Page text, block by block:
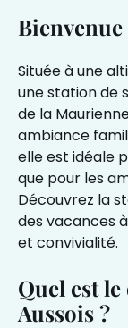
Bienvenue
Située à une
une station de
de la
ambiance
elle est idéale
que pour les
Découvrez la
des vacances
et convivialité.
Quel est
Aussois ?